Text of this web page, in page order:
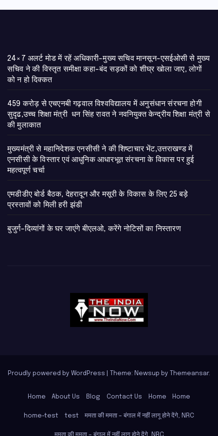
24×7 अलर्ट मोड में रहें अधिकारी-मुख्य सचिव मानसून-एसईओसी से मुख्य
सचिव ने की विस्तृत समीक्षा कहा-बंद सड़कों को शीघ्र खोला जाए, लोगों
को न हो दिक्कत
459 करोड़ से एचएनबी गढ़वाल विश्वविद्यालय में अनुसंधान संरचना होगी
सुदृढ,उच्च शिक्षा मंत्री धन सिंह रावत ने नवनियुक्त केन्द्रीय शिक्षा मंत्री से
की मुलाकात
मुख्यमंत्री से महानिदेशक एनसीसी ने की शिष्टाचार भेंट,उत्तराखण्ड में
एनसीसी के विस्तार एवं आधुनिक आधारभूत संरचना के विकास पर हुई
महत्वपूर्ण चर्चा
एमडीडीए बोर्ड बैठक, देहरादून और मसूरी के विकास के लिए 25 बड़े
प्रस्तावों को मिली हरी झंडी
बुजुर्ग-दिव्यांगों के घर जाएंगे बीएलओ, करेंगे नोटिसों का निस्तारण
Proudly powered by WordPress Theme: Newsup by Themeansar.
Home About Us Blog Contact Us Home Home
home-test test ममता की ममता – बंगाल में नहीं लागू होने देंगे, NRC